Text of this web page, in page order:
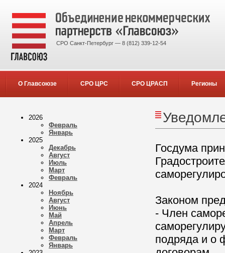
СРО Санкт-Петербург — 8 (812) 339-12-54
О Главсоюзе СРО ЦРС СРО ЦРАСП Регионы
2026
Февраль
Январь
2025
Декабрь
Август
Июль
Март
Февраль
2024
Ноябрь
Август
Июнь
Май
Апрель
Март
Февраль
Январь
Госдума
Законом
- Член
подряда и о